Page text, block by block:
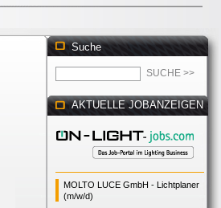
Suche
AKTUELLE JOBANZEIGEN
MOLTO LUCE GmbH - Lichtplaner
(m/w/d)